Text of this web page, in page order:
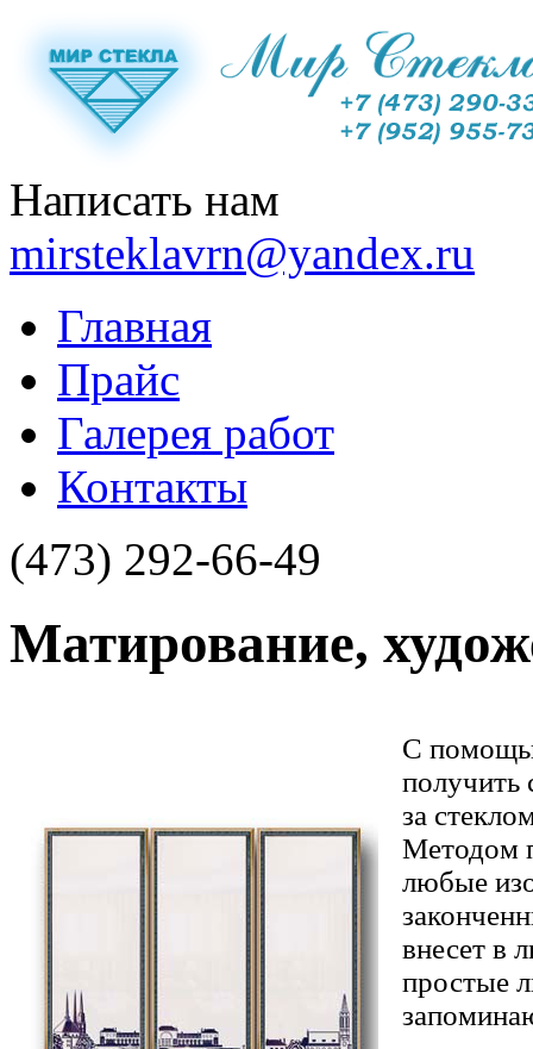
Написать нам
mirsteklavrn@yandex.ru
Главная
Прайс
Галерея работ
Контакты
(473) 292-66-49
Матирование,
С
получить
за
Методом
любые
внесет в
простые